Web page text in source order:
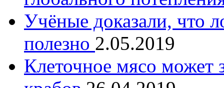
Учёные доказали, что
полезно 2.05.2019
Клеточное мясо может